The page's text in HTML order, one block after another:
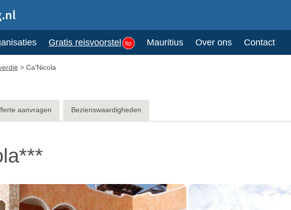
Gratis reisvoorstel tip Mauritius Over ons Contact
> Ca'Nicola
aanvragen Bezienswaardigheden